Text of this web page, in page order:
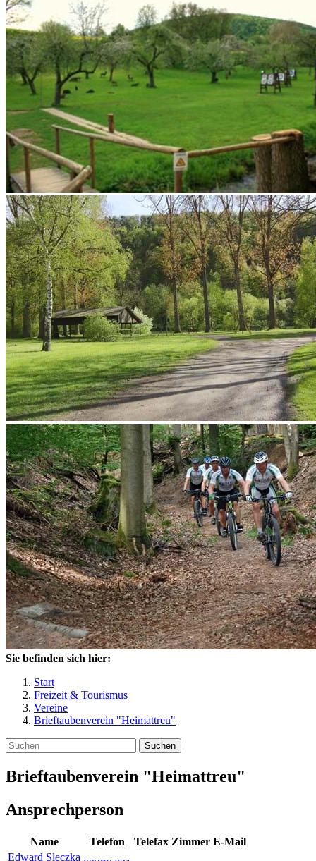
Sie befinden sich hier:
Start
Freizeit & Tourismus
Vereine
Brieftaubenverein "Heimattreu"
Suchen
Brieftaubenverein "Heimattreu"
Ansprechperson
Name Telefon Telefax Zimmer E-Mail
Edward Sleczka